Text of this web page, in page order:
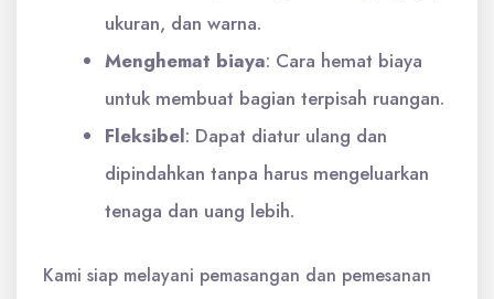
ukuran, dan warna.
Menghemat biaya: Cara hemat biaya
untuk membuat bagian terpisah ruangan.
Fleksibel: Dapat diatur ulang dan
dipindahkan tanpa harus mengeluarkan
tenaga dan uang lebih.
Kami siap melayani pemasangan dan pemesanan